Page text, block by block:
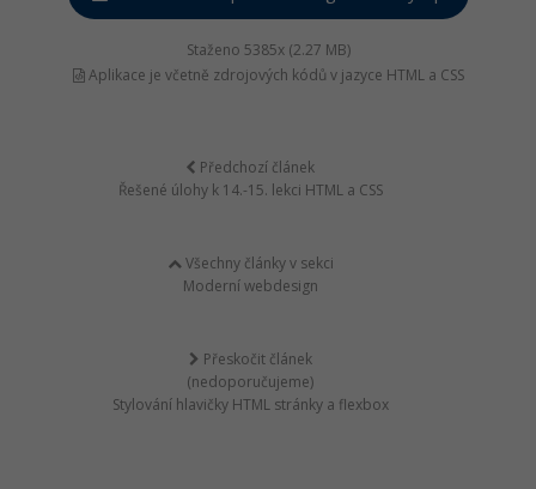
Staženo 5385x (2.27 MB)
Aplikace je včetně zdrojových kódů v jazyce HTML a CSS
Předchozí článek
Řešené úlohy k 14.-15. lekci HTML a CSS
Všechny články v sekci
Moderní webdesign
Přeskočit článek
(nedoporučujeme)
Stylování hlavičky HTML stránky a flexbox